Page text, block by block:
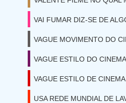
VAI FUMAR DIZ-SE DE
VAGUE MOVIMENTO DO
VAGUE ESTILO DO
VAGUE ESTILO DE
USA REDE MUNDIAL DE